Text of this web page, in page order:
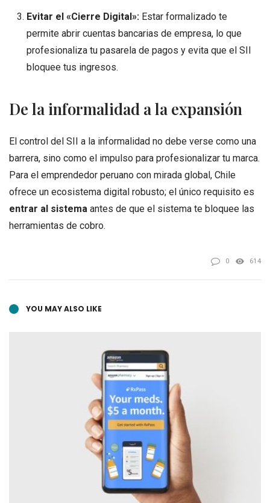
Evitar el «Cierre Digital»:Estar formalizado te
permite abrir cuentas bancarias de empresa, lo que
profesionaliza tu pasarela de pagos y evita que el SII
bloquee tus ingresos.
De la informalidad a la expansión
El control del SII a la informalidad no debe verse como una
barrera, sino como el impulso para profesionalizar tu marca.
Para el emprendedor peruano con mirada global, Chile
ofrece un ecosistema digital robusto; el único requisito es
entrar al sistema antes de que el sistema te bloquee las
herramientas de cobro.
0 614
YOU MAY ALSO LIKE